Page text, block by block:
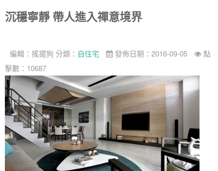
沉穩寧靜 帶人進入禪意境界
編輯： 搖擺狗 分類： 自住宅 發佈日期：2016-09-05
點
擊數：10687